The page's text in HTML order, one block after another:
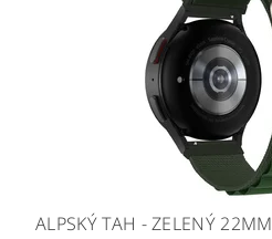
ALPSKÝ TAH - ZELENÝ 22MM